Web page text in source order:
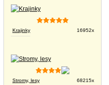
Krajinky 16952x
Stromy, lesy 68215x